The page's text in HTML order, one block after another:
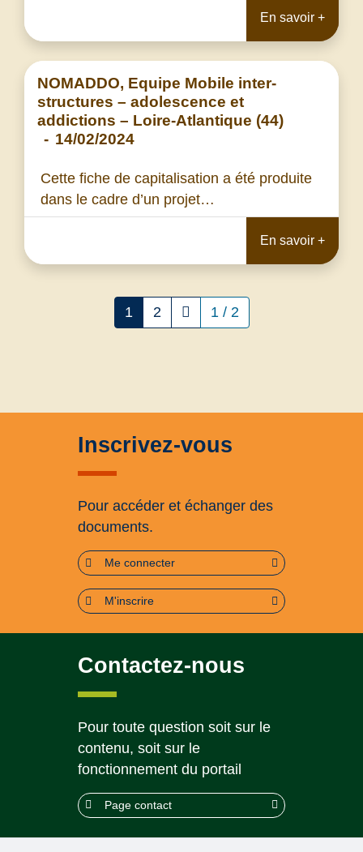
En savoir +
NOMADDO, Equipe Mobile inter-
structures – adolescence et
addictions – Loire-Atlantique (44)
- 14/02/2024
Cette fiche de capitalisation a été produite
dans le cadre d’un projet…
En savoir +
1 2 1 / 2
Inscrivez-vous
Pour accéder et échanger des
documents.
Me connecter
M'inscrire
Contactez-nous
Pour toute question soit sur le
contenu, soit sur le
fonctionnement du portail
Page contact